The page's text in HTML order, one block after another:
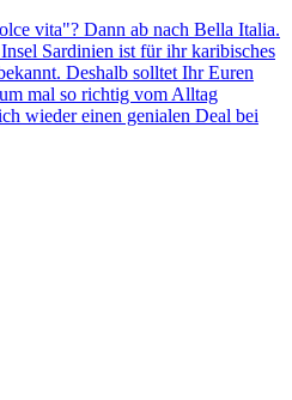
vita"? Dann ab nach Bella Italia.
Sardinien ist für ihr karibisches
Deshalb solltet Ihr Euren
mal so richtig vom Alltag
wieder einen genialen Deal bei